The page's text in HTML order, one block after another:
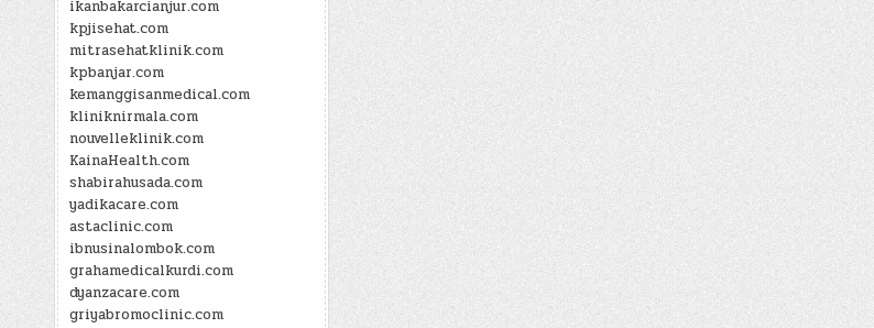
ikanbakarcianjur.com
kpjisehat.com
mitrasehatklinik.com
kpbanjar.com
kemanggisanmedical.com
kliniknirmala.com
nouvelleklinik.com
KainaHealth.com
shabirahusada.com
yadikacare.com
astaclinic.com
ibnusinalombok.com
grahamedicalkurdi.com
dyanzacare.com
griyabromoclinic.com